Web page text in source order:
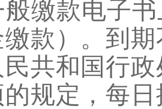
缴款电子
款）。 到
民共和国行
的规定，每